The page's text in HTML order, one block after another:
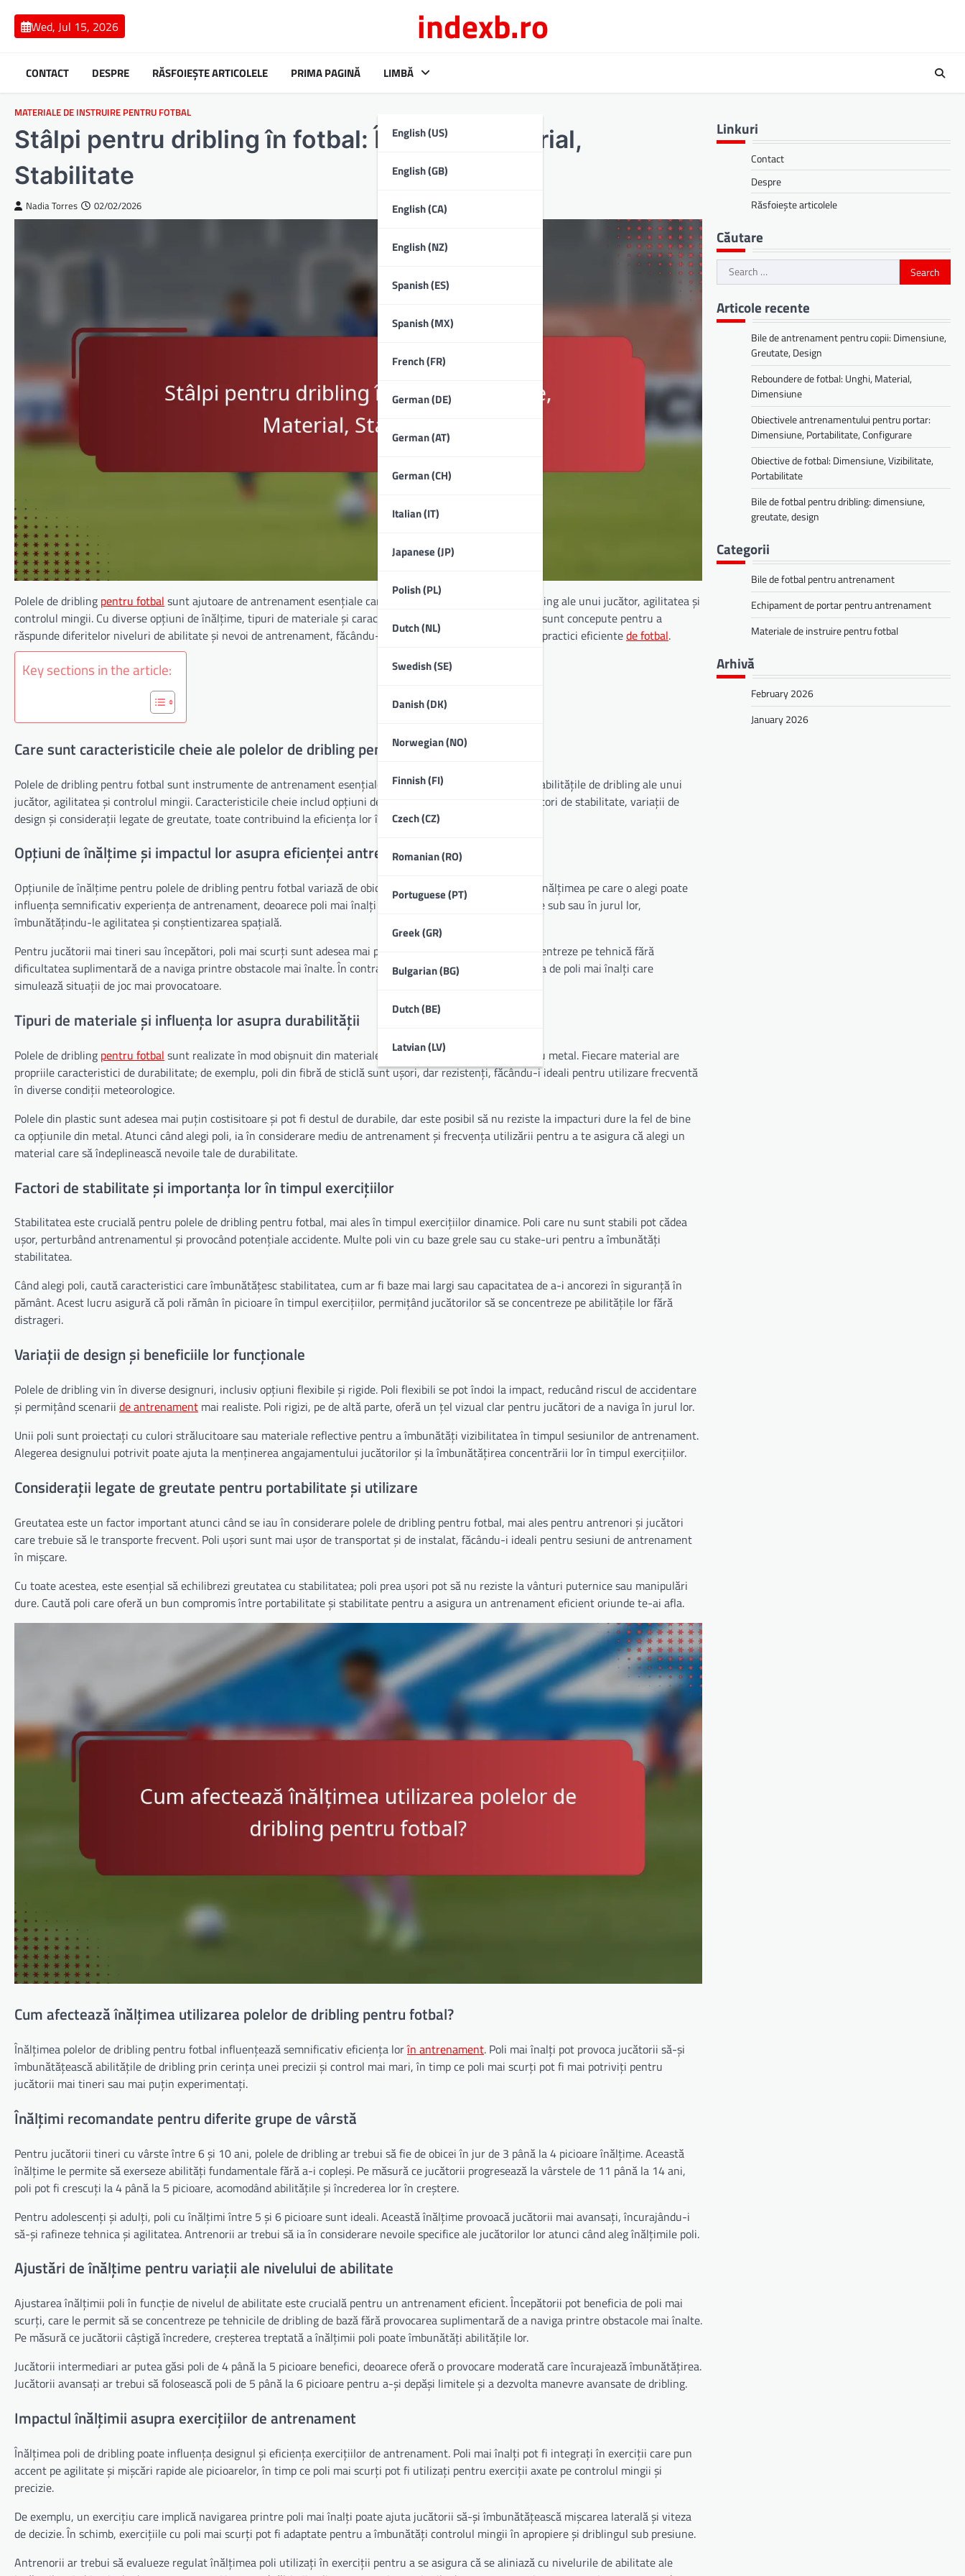
content
Wed, Jul 15, 2026 indexb.ro
CONTACT DESPRE RĂSFOIEȘTE ARTICOLELE PRIMA PAGINĂ LIMBĂ
English (US)
English (GB)
English (CA)
English (NZ)
Spanish (ES)
Spanish (MX)
French (FR)
German (DE)
German (AT)
German (CH)
Italian (IT)
Japanese (JP)
Polish (PL)
Dutch (NL)
Swedish (SE)
Danish (DK)
Norwegian (NO)
Finnish (FI)
Czech (CZ)
Romanian (RO)
Portuguese (PT)
Greek (GR)
Bulgarian (BG)
Dutch (BE)
Latvian (LV)
MATERIALE DE INSTRUIRE PENTRU FOTBAL
Stâlpi pentru dribling în fotbal: Înălțime, Material,
Stabilitate
Nadia Torres 02/02/2026
Polele de dribling pentru fotbal sunt ajutoare de antrenament esențiale care îmbunătățesc abilitățile de dribling ale unui jucător, agilitatea și
controlul mingii. Cu diverse opțiuni de înălțime, tipuri de materiale și caracteristici de stabilitate, aceste poli sunt concepute pentru a
răspunde diferitelor niveluri de abilitate și nevoi de antrenament, făcându-le un component esențial al unei practici eficientede fotbal.
Key sections in the article:
Care sunt caracteristicile cheie ale polelor de dribling pentru fotbal?
Polele de dribling pentru fotbal sunt instrumente de antrenament esențiale concepute pentru a îmbunătăți abilitățile de dribling ale unui
jucător, agilitatea și controlul mingii. Caracteristicile cheie includ opțiuni de înălțime, tipuri de materiale, factori de stabilitate, variații de
design și considerații legate de greutate, toate contribuind la eficiența lor în sesiuni de antrenament.
Opțiuni de înălțime și impactul lor asupra eficienței antrenamentului
Opțiunile de înălțime pentru polele de dribling pentru fotbal variază de obicei între aproximativ 1 și 2 metri. Înălțimea pe care o alegi poate
influența semnificativ experiența de antrenament, deoarece poli mai înalți pot provoca jucătorii să navigheze sub sau în jurul lor,
îmbunătățindu-le agilitatea și conștientizarea spațială.
Pentru jucătorii mai tineri sau începători, poli mai scurți sunt adesea mai potriviți, permițându-le să se concentreze pe tehnică fără
dificultatea suplimentară de a naviga printre obstacole mai înalte. În contrast, jucătorii avansați pot beneficia de poli mai înalți care
simulează situații de joc mai provocatoare.
Tipuri de materiale și influența lor asupra durabilității
Polele de dribling pentru fotbal sunt realizate în mod obișnuit din materiale precum plastic, fibră de sticlă sau metal. Fiecare material are
propriile caracteristici de durabilitate; de exemplu, poli din fibră de sticlă sunt ușori, dar rezistenți, făcându-i ideali pentru utilizare frecventă
în diverse condiții meteorologice.
Polele din plastic sunt adesea mai puțin costisitoare și pot fi destul de durabile, dar este posibil să nu reziste la impacturi dure la fel de bine
ca opțiunile din metal. Atunci când alegi poli, ia în considerare mediu de antrenament și frecvența utilizării pentru a te asigura că alegi un
material care să îndeplinească nevoile tale de durabilitate.
Factori de stabilitate și importanța lor în timpul exercițiilor
Stabilitatea este crucială pentru polele de dribling pentru fotbal, mai ales în timpul exercițiilor dinamice. Poli care nu sunt stabili pot cădea
ușor, perturbând antrenamentul și provocând potențiale accidente. Multe poli vin cu baze grele sau cu stake-uri pentru a îmbunătăți
stabilitatea.
Când alegi poli, caută caracteristici care îmbunătățesc stabilitatea, cum ar fi baze mai largi sau capacitatea de a-i ancorezi în siguranță în
pământ. Acest lucru asigură că poli rămân în picioare în timpul exercițiilor, permițând jucătorilor să se concentreze pe abilitățile lor fără
distrageri.
Variații de design și beneficiile lor funcționale
Polele de dribling vin în diverse designuri, inclusiv opțiuni flexibile și rigide. Poli flexibili se pot îndoi la impact, reducând riscul de accidentare
și permițând scenarii de antrenament mai realiste. Poli rigizi, pe de altă parte, oferă un țel vizual clar pentru jucători de a naviga în jurul lor.
Unii poli sunt proiectați cu culori strălucitoare sau materiale reflective pentru a îmbunătăți vizibilitatea în timpul sesiunilor de antrenament.
Alegerea designului potrivit poate ajuta la menținerea angajamentului jucătorilor și la îmbunătățirea concentrării lor în timpul exercițiilor.
Considerații legate de greutate pentru portabilitate și utilizare
Greutatea este un factor important atunci când se iau în considerare polele de dribling pentru fotbal, mai ales pentru antrenori și jucători
care trebuie să le transporte frecvent. Poli ușori sunt mai ușor de transportat și de instalat, făcându-i ideali pentru sesiuni de antrenament
în mișcare.
Cu toate acestea, este esențial să echilibrezi greutatea cu stabilitatea; poli prea ușori pot să nu reziste la vânturi puternice sau manipulări
dure. Caută poli care oferă un bun compromis între portabilitate și stabilitate pentru a asigura un antrenament eficient oriunde te-ai afla.
Cum afectează înălțimea utilizarea polelor de dribling pentru fotbal?
Înălțimea polelor de dribling pentru fotbal influențează semnificativ eficiența lorîn antrenament. Poli mai înalți pot provoca jucătorii să-și
îmbunătățească abilitățile de dribling prin cerința unei precizii și control mai mari, în timp ce poli mai scurți pot fi mai potriviți pentru
jucătorii mai tineri sau mai puțin experimentați.
Înălțimi recomandate pentru diferite grupe de vârstă
Pentru jucătorii tineri cu vârste între 6 și 10 ani, polele de dribling ar trebui să fie de obicei în jur de 3 până la 4 picioare înălțime. Această
înălțime le permite să exerseze abilități fundamentale fără a-i copleși. Pe măsură ce jucătorii progresează la vârstele de 11 până la 14 ani,
poli pot fi crescuți la 4 până la 5 picioare, acomodând abilitățile și încrederea lor în creștere.
Pentru adolescenți și adulți, poli cu înălțimi între 5 și 6 picioare sunt ideali. Această înălțime provoacă jucătorii mai avansați, încurajându-i
să-și rafineze tehnica și agilitatea. Antrenorii ar trebui să ia în considerare nevoile specifice ale jucătorilor lor atunci când aleg înălțimile poli.
Ajustări de înălțime pentru variații ale nivelului de abilitate
Ajustarea înălțimii poli în funcție de nivelul de abilitate este crucială pentru un antrenament eficient. Începătorii pot beneficia de poli mai
scurți, care le permit să se concentreze pe tehnicile de dribling de bază fără provocarea suplimentară de a naviga printre obstacole mai înalte.
Pe măsură ce jucătorii câștigă încredere, creșterea treptată a înălțimii poli poate îmbunătăți abilitățile lor.
Jucătorii intermediari ar putea găsi poli de 4 până la 5 picioare benefici, deoarece oferă o provocare moderată care încurajează îmbunătățirea.
Jucătorii avansați ar trebui să folosească poli de 5 până la 6 picioare pentru a-și depăși limitele și a dezvolta manevre avansate de dribling.
Impactul înălțimii asupra exercițiilor de antrenament
Înălțimea poli de dribling poate influența designul și eficiența exercițiilor de antrenament. Poli mai înalți pot fi integrați în exerciții care pun
accent pe agilitate și mișcări rapide ale picioarelor, în timp ce poli mai scurți pot fi utilizați pentru exerciții axate pe controlul mingii și
precizie.
De exemplu, un exercițiu care implică navigarea printre poli mai înalți poate ajuta jucătorii să-și îmbunătățească mișcarea laterală și viteza
de decizie. În schimb, exercițiile cu poli mai scurți pot fi adaptate pentru a îmbunătăți controlul mingii în apropiere și driblingul sub presiune.
Antrenorii ar trebui să evalueze regulat înălțimea poli utilizați în exerciții pentru a se asigura că se aliniază cu nivelurile de abilitate ale
Linkuri
Contact
Despre
Răsfoiește articolele
Căutare
Search
for:
Articole recente
Bile de antrenament pentru copii: Dimensiune,
Greutate, Design
Reboundere de fotbal: Unghi, Material,
Dimensiune
Obiectivele antrenamentului pentru portar:
Dimensiune, Portabilitate, Configurare
Obiective de fotbal: Dimensiune, Vizibilitate,
Portabilitate
Bile de fotbal pentru dribling: dimensiune,
greutate, design
Categorii
Bile de fotbal pentru antrenament
Echipament de portar pentru antrenament
Materiale de instruire pentru fotbal
Arhivă
February 2026
January 2026